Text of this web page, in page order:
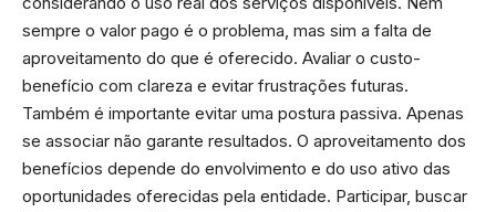
sempre o valor pago é o problema, mas sim a falta de
aproveitamento do que é oferecido. Avaliar o custo-
benefício com clareza e evitar frustrações futuras.
Também é importante evitar uma postura passiva. Apenas
se associar não garante resultados. O aproveitamento dos
benefícios depende do envolvimento e do uso ativo das
oportunidades oferecidas pela entidade. Participar, buscar